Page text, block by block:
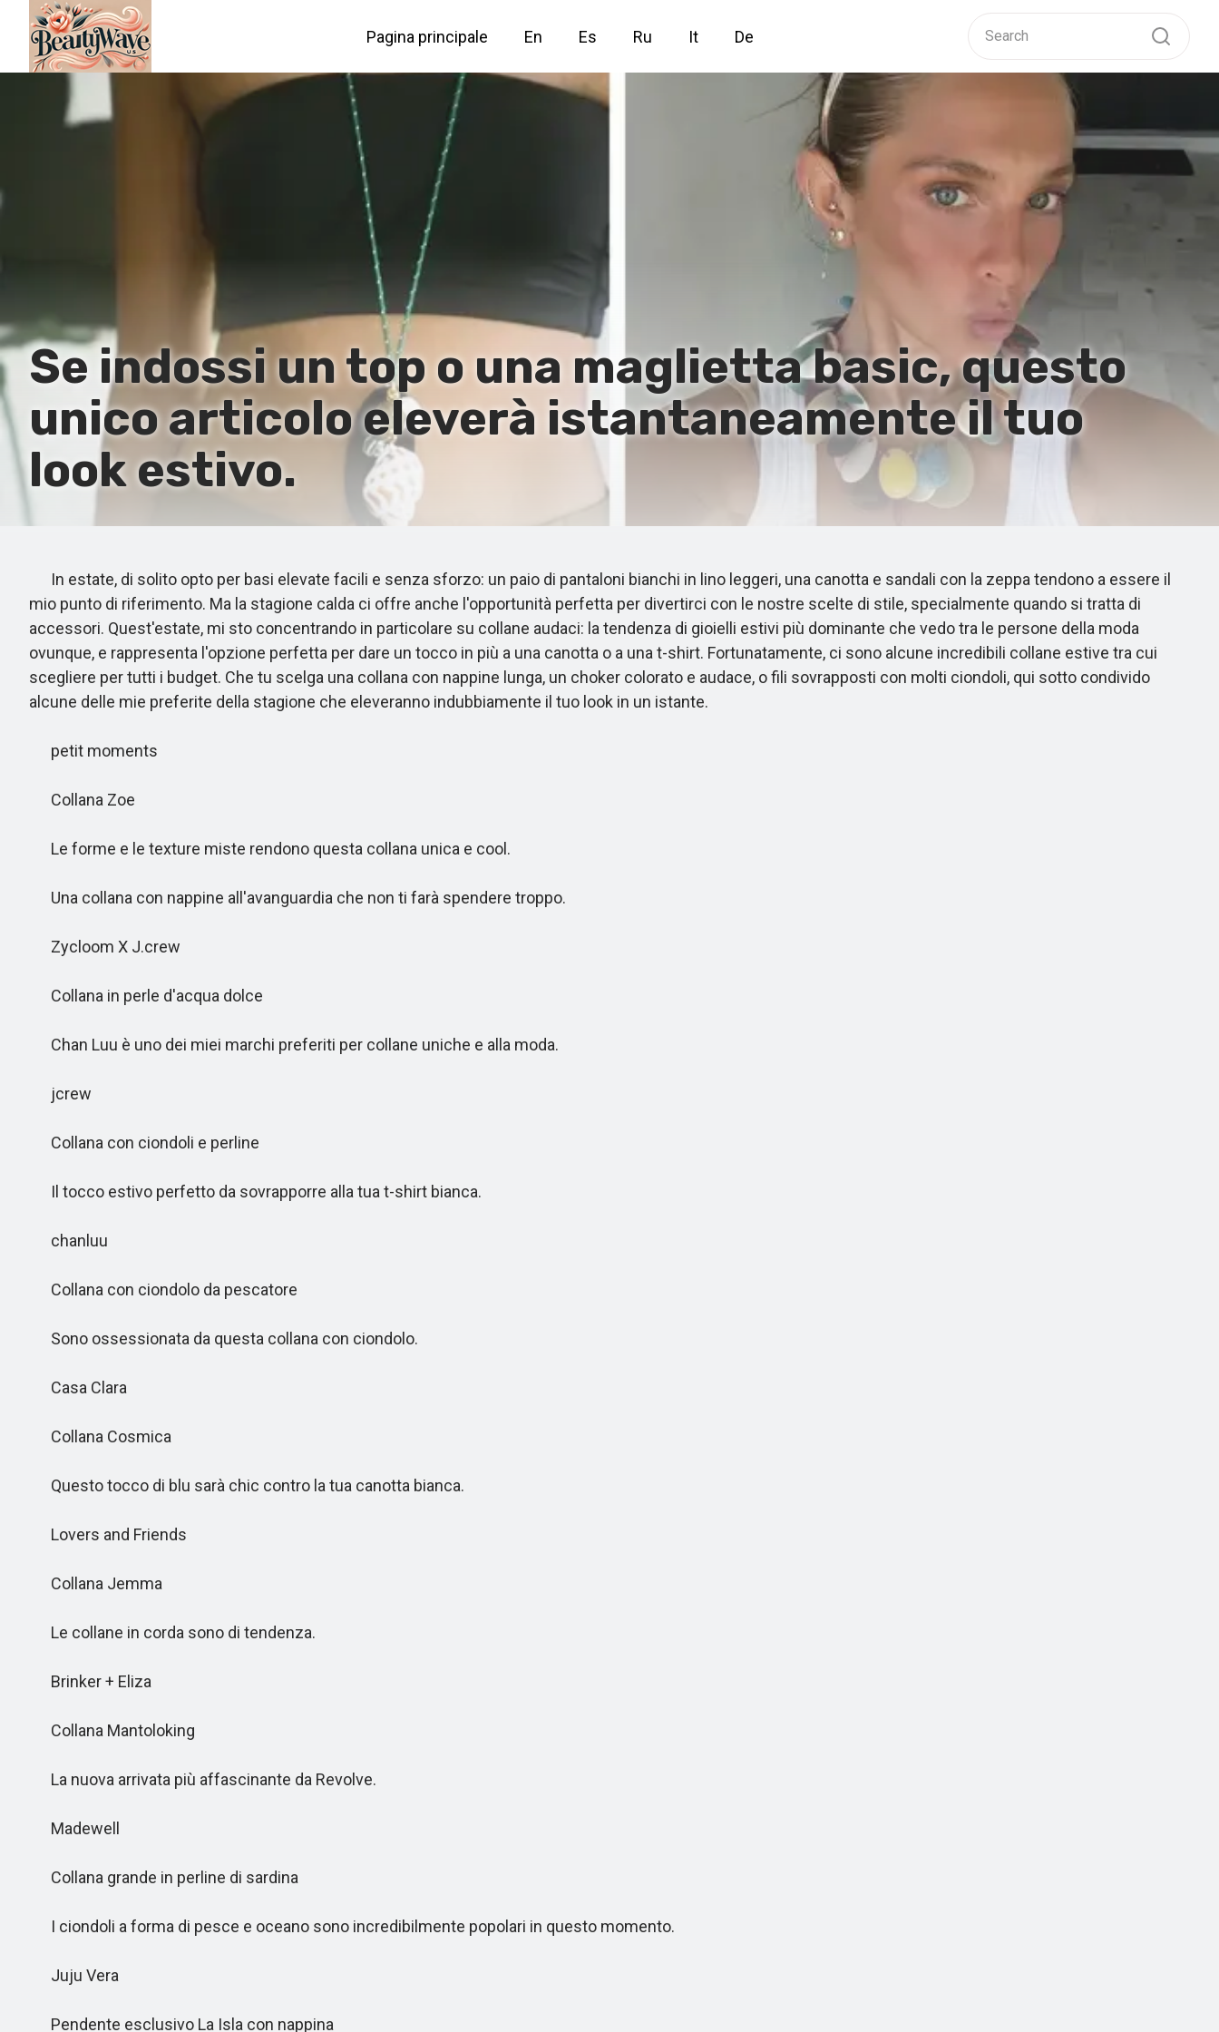
Pagina principale En Es Ru It De
Se indossi un top o una maglietta basic, questo
unico articolo eleverà istantaneamente il tuo
look estivo.
In estate, di solito opto per basi elevate facili e senza sforzo: un paio di pantaloni bianchi in lino leggeri, una canotta e sandali con la zeppa tendono a essere il
mio punto di riferimento. Ma la stagione calda ci offre anche l'opportunità perfetta per divertirci con le nostre scelte di stile, specialmente quando si tratta di
accessori. Quest'estate, mi sto concentrando in particolare su collane audaci: la tendenza di gioielli estivi più dominante che vedo tra le persone della moda
ovunque, e rappresenta l'opzione perfetta per dare un tocco in più a una canotta o a una t-shirt. Fortunatamente, ci sono alcune incredibili collane estive tra cui
scegliere per tutti i budget. Che tu scelga una collana con nappine lunga, un choker colorato e audace, o fili sovrapposti con molti ciondoli, qui sotto condivido
alcune delle mie preferite della stagione che eleveranno indubbiamente il tuo look in un istante.
petit moments
Collana Zoe
Le forme e le texture miste rendono questa collana unica e cool.
Una collana con nappine all'avanguardia che non ti farà spendere troppo.
Zycloom X J.crew
Collana in perle d'acqua dolce
Chan Luu è uno dei miei marchi preferiti per collane uniche e alla moda.
jcrew
Collana con ciondoli e perline
Il tocco estivo perfetto da sovrapporre alla tua t-shirt bianca.
chanluu
Collana con ciondolo da pescatore
Sono ossessionata da questa collana con ciondolo.
Casa Clara
Collana Cosmica
Questo tocco di blu sarà chic contro la tua canotta bianca.
Lovers and Friends
Collana Jemma
Le collane in corda sono di tendenza.
Brinker + Eliza
Collana Mantoloking
La nuova arrivata più affascinante da Revolve.
Madewell
Collana grande in perline di sardina
I ciondoli a forma di pesce e oceano sono incredibilmente popolari in questo momento.
Juju Vera
Pendente esclusivo La Isla con nappina